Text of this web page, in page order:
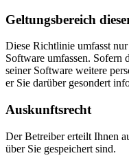
Geltungsbereich
Diese Richtlinie umfasst
Software umfassen. Sofern
seiner Software weitere
er Sie darüber gesondert
Auskunftsrecht
Der Betreiber erteilt Ihnen
über Sie gespeichert sind.